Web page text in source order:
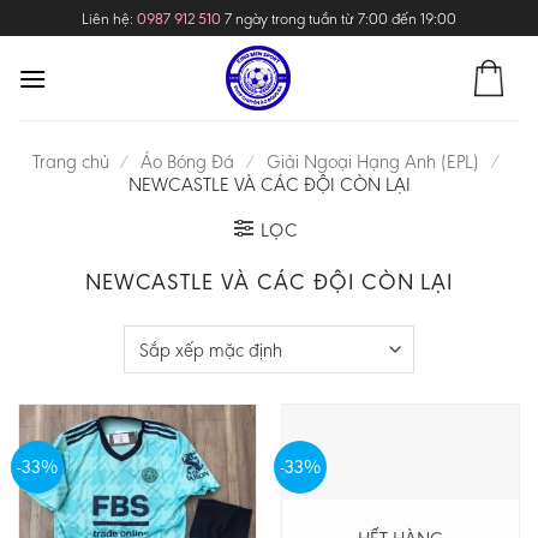
to
content
Liên hệ: 0987 912 5107 ngày trong tuần từ 7:00 đến 19:00
Trang chủ / Áo Bóng Đá / Giải Ngoại Hạng Anh (EPL)
/
NEWCASTLE VÀ CÁC ĐỘI CÒN LẠI
LỌC
NEWCASTLE VÀ CÁC ĐỘI CÒN LẠI
-33% -33%